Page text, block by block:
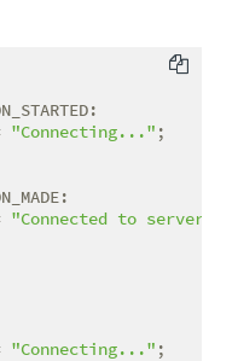
"Connecting..." ;
"Connected to
"Connecting..." ;